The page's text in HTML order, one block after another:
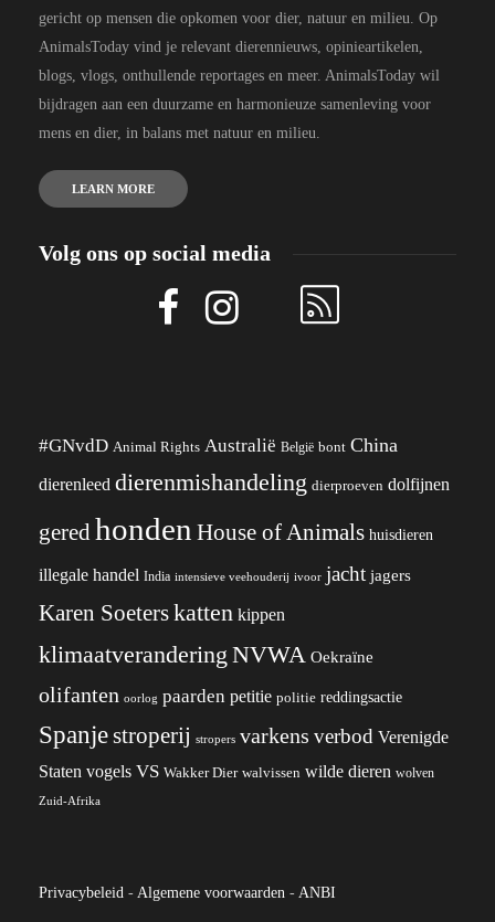
gericht op mensen die opkomen voor dier, natuur en milieu. Op
AnimalsToday vind je relevant dierennieuws, opinieartikelen,
blogs, vlogs, onthullende reportages en meer. AnimalsToday wil
bijdragen aan een duurzame en harmonieuze samenleving voor
mens en dier, in balans met natuur en milieu.
LEARN MORE
Volg ons op social media
#GNvdD Animal Rights Australië België bont China
dierenleed dierenmishandeling dierproeven dolfijnen
geredhonden House of Animals huisdieren
illegale handel India intensieve veehouderij ivoor jacht jagers
Karen Soeterskatten kippen
klimaatverandering NVWA Oekraïne
olifanten oorlog paarden petitie politie reddingsactie
Spanjestroperij stropers varkens verbod Verenigde
Staten vogels VS Wakker Dier walvissen wilde dieren wolven
Zuid-Afrika
Privacybeleid - Algemene voorwaarden - ANBI